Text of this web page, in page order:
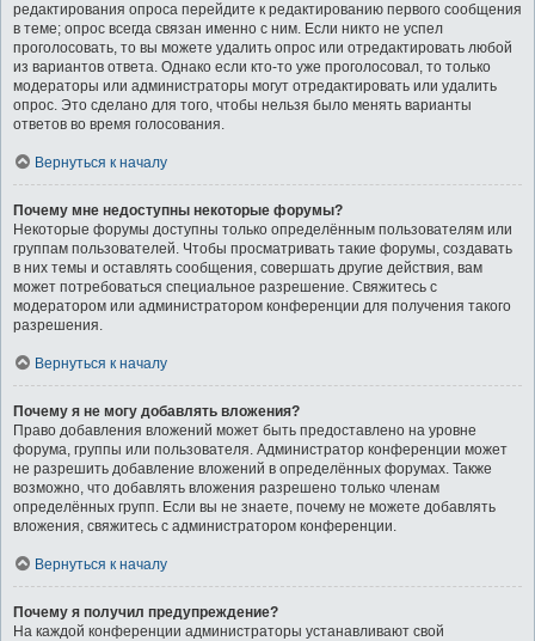
редактирования опроса перейдите к редактированию первого сообщения
в теме; опрос всегда связан именно с ним. Если никто не успел
проголосовать, то вы можете удалить опрос или отредактировать любой
из вариантов ответа. Однако если кто-то уже проголосовал, то только
модераторы или администраторы могут отредактировать или удалить
опрос. Это сделано для того, чтобы нельзя было менять варианты
ответов во время голосования.
Вернуться к началу
Почему мне недоступны некоторые форумы?
Некоторые форумы доступны только определённым пользователям или
группам пользователей. Чтобы просматривать такие форумы, создавать
в них темы и оставлять сообщения, совершать другие действия, вам
может потребоваться специальное разрешение. Свяжитесь с
модератором или администратором конференции для получения такого
разрешения.
Вернуться к началу
Почему я не могу добавлять вложения?
Право добавления вложений может быть предоставлено на уровне
форума, группы или пользователя. Администратор конференции может
не разрешить добавление вложений в определённых форумах. Также
возможно, что добавлять вложения разрешено только членам
определённых групп. Если вы не знаете, почему не можете добавлять
вложения, свяжитесь с администратором конференции.
Вернуться к началу
Почему я получил предупреждение?
На каждой конференции администраторы устанавливают свой